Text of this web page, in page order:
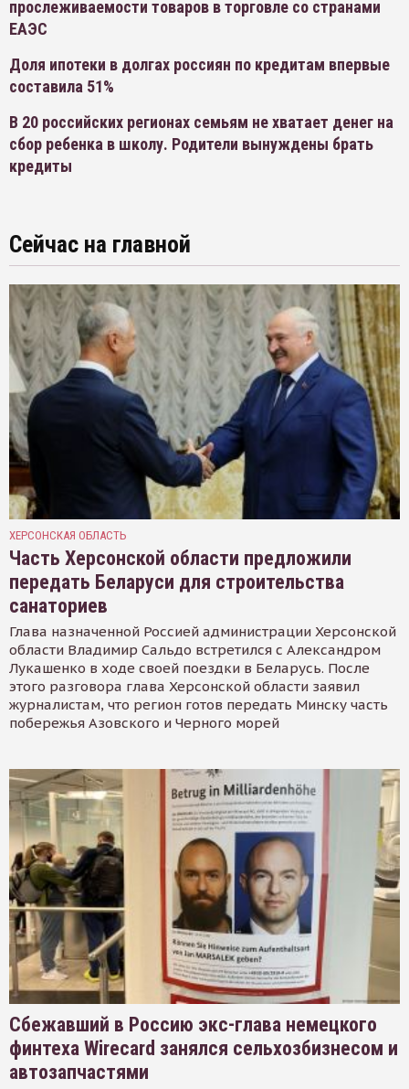
прослеживаемости товаров в торговле со странами
ЕАЭС
Доля ипотеки в долгах россиян по кредитам впервые
составила 51%
В 20 российских регионах семьям не хватает денег на
сбор ребенка в школу. Родители вынуждены брать
кредиты
Сейчас на главной
ХЕРСОНСКАЯ ОБЛАСТЬ
Часть Херсонской области предложили
передать Беларуси для строительства
санаториев
Глава назначенной Россией администрации Херсонской
области Владимир Сальдо встретился с Александром
Лукашенко в ходе своей поездки в Беларусь. После
этого разговора глава Херсонской области заявил
журналистам, что регион готов передать Минску часть
побережья Азовского и Черного морей
Сбежавший в Россию экс-глава немецкого
финтеха Wirecard занялся сельхозбизнесом и
автозапчастями